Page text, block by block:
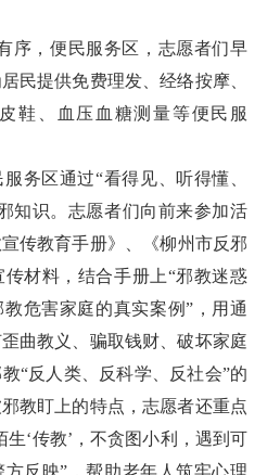
序，便民服务区，志愿者们早
民提供免费理发、经络按摩、
鞋、血压血糖测量等便民 服
服务区通过“看得见、听得懂、
知识。志愿者们向前来参加活
传教育手册》
《柳州市反邪
材料，结合手册上“邪教迷惑
教危害家庭的真实案例”，用通
曲教义、骗取钱财、破坏家庭
“反人类、反科学、反社会”的
教盯上的特点，志愿者还重点
‘传教’，不贪图小利，遇到可
反映”，帮助老年人筑牢心理